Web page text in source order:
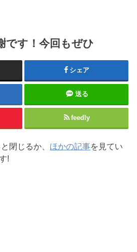
です！今回もぜひ
シェア
送る
feedly
閉じるか、 ほかの記事を見てい
!